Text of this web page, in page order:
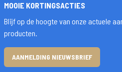
MOOIE KORTINGSACTIES
Blijf op de hoogte van onze actuele
producten.
AANMELDING NIEUWSBRIEF